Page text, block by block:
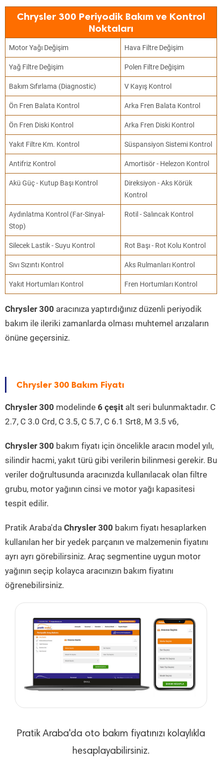
Chrysler 300 Periyodik Bakım ve Kontrol
Noktaları
Motor Yağı Değişim Hava Filtre Değişim
Yağ Filtre Değişim Polen Filtre Değişim
Bakım Sıfırlama (Diagnostic) V Kayış Kontrol
Ön Fren Balata Kontrol Arka Fren Balata Kontrol
Ön Fren Diski Kontrol Arka Fren Diski Kontrol
Yakıt Filtre Km. Kontrol Süspansiyon Sistemi Kontrol
Antifriz Kontrol Amortisör - Helezon Kontrol
Akü Güç - Kutup Başı Kontrol
Direksiyon - Aks Körük
Kontrol
Aydınlatma Kontrol (Far-Sinyal-
Stop)
Rotil - Salıncak Kontrol
Silecek Lastik - Suyu Kontrol Rot Başı - Rot Kolu Kontrol
Sıvı Sızıntı Kontrol Aks Rulmanları Kontrol
Yakıt Hortumları Kontrol Fren Hortumları Kontrol
Chrysler 300 aracınıza yaptırdığınız düzenli periyodik
bakım ile ileriki zamanlarda olması muhtemel arızaların
önüne geçersiniz.
Chrysler 300 Bakım Fiyatı
Chrysler 300 modelinde 6 çeşit alt seri bulunmaktadır. C
2.7, C 3.0 Crd, C 3.5, C 5.7, C 6.1 Srt8, M 3.5 v6,
Chrysler 300 bakım fiyatı için öncelikle aracın model yılı,
silindir hacmi, yakıt türü gibi verilerin bilinmesi gerekir. Bu
veriler doğrultusunda aracınızda kullanılacak olan filtre
grubu, motor yağının cinsi ve motor yağı kapasitesi
tespit edilir.
Pratik Araba'da Chrysler 300 bakım fiyatı hesaplarken
kullanılan her bir yedek parçanın ve malzemenin fiyatını
ayrı ayrı görebilirsiniz. Araç segmentine uygun motor
yağının seçip kolayca aracınızın bakım fiyatını
öğrenebilirsiniz.
Pratik Araba'da oto bakım fiyatınızı kolaylıkla
hesaplayabilirsiniz.